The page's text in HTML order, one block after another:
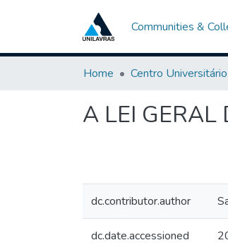
Communities &
Home
A LEI GERAL
dc.contributor.author
dc.date.accessioned